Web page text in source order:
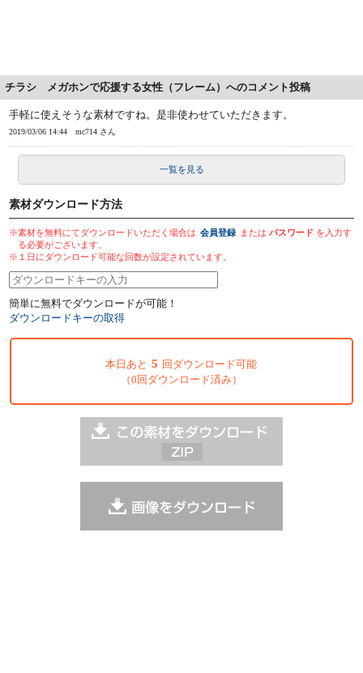
チラシ メガホンで応援する女性（フレーム）へのコメント投稿
手軽に使えそうな素材ですね。是非使わせていただきます。
2019/03/06 14:44 mc714 さん
一覧を見る
素材ダウンロード方法
※素材を無料にてダウンロードいただく場合は 会員登録 またはパスワード を入力す
る必要がございます。
※１日にダウンロード可能な回数が設定されています。
簡単に無料でダウンロードが可能！
ダウンロードキーの取得
本日あと 5 回ダウンロード可能
（0回ダウンロード済み）